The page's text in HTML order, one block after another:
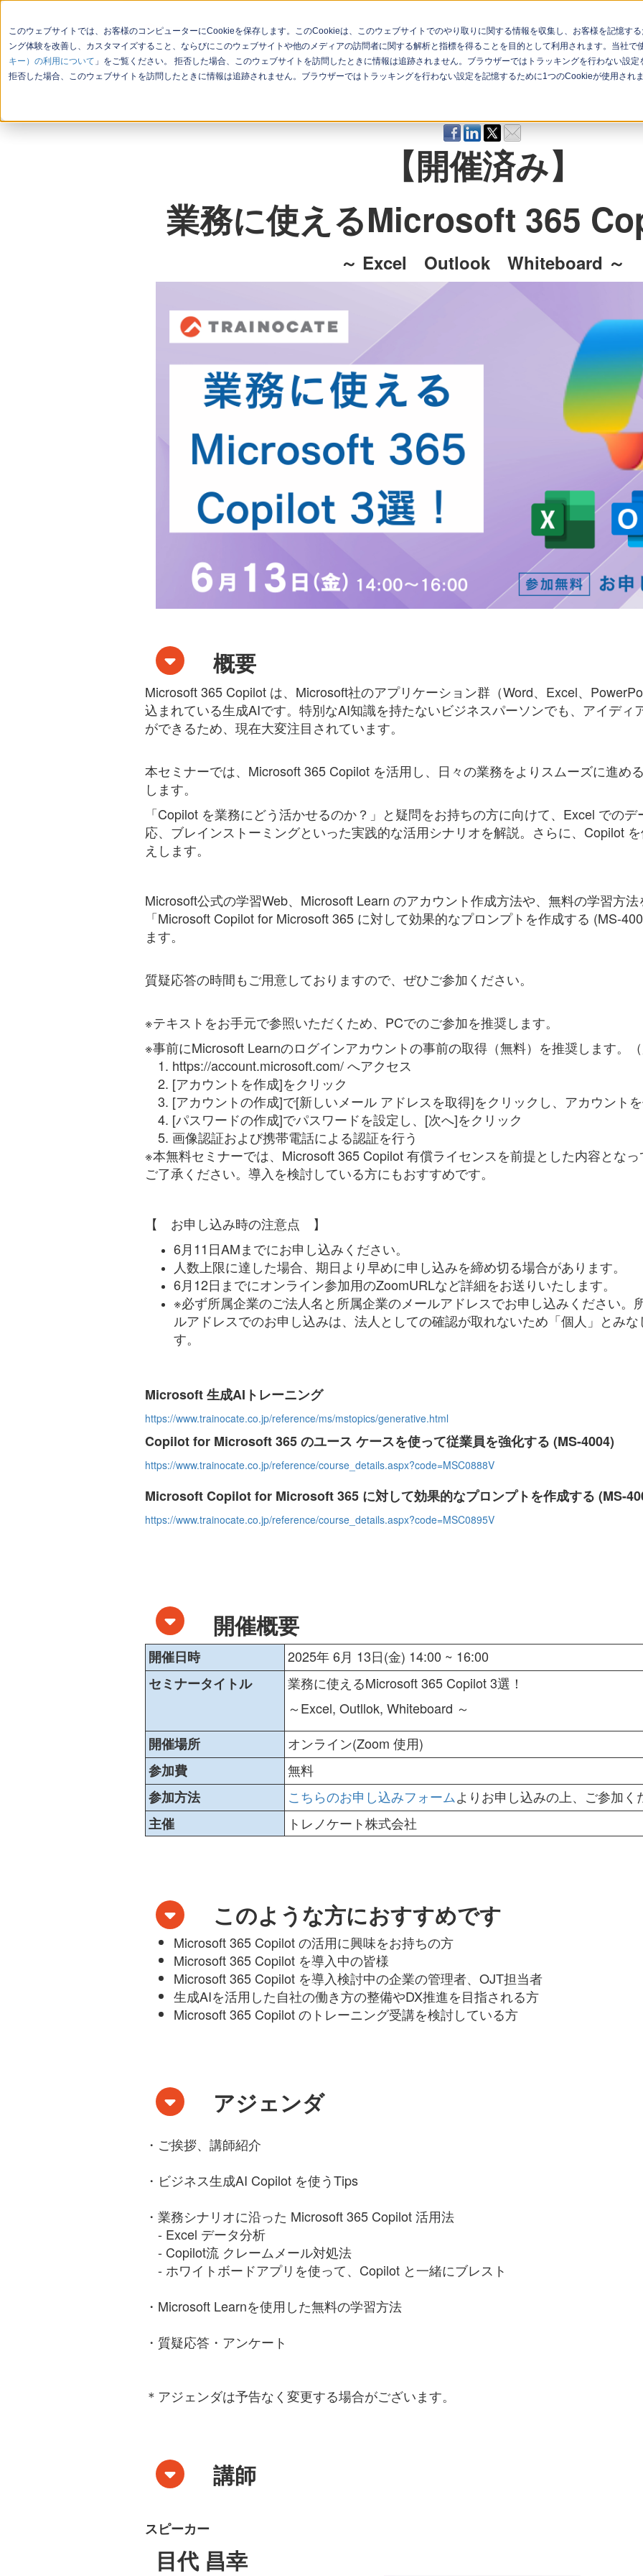
このウェブサイトでは、お客様のコンピューターにCookieを保存します。このCookieは、このウェブサイトでのやり取りに関する情報を収集し、お客様を記憶す
ング体験を改善し、カスタマイズすること、ならびにこのウェブサイトや他のメディアの訪問者に関する解析と指標を得ることを目的として利用されます。当社
キー）の利用について 」をご覧ください。 拒否した場合、このウェブサイトを訪問したときに情報は追跡されません。ブラウザーではトラッキングを行わない設
拒否した場合、このウェブサイトを訪問したときに情報は追跡されません。ブラウザーではトラッキングを行わない設定を記憶するために1つのCookieが使用され
会社概要 お問い合わせ セミナー一覧 イベント一覧
【開催済み】
業務に使えるMicrosoft 365
～ Excel Outlook Whiteboard ～
概要
Microsoft 365 Copilot は、Microsoft社のアプリケーション群（Word、Excel、
込まれている生成AIです。特別なAI知識を持たないビジネスパーソンでも、アイディ
ができるため、現在大変注目されています。
本セミナーでは、Microsoft 365 Copilot を活用し、日々の業務をよりスムーズに進め
します。
「Copilot を業務にどう活かせるのか？」と疑問をお持ちの方に向けて、Excel での
応、ブレインストーミングといった実践的な活用シナリオを解説。さらに、Copilot
えします。
Microsoft公式の学習Web、Microsoft Learn のアカウント作成方法や、無料の学習方
「Microsoft Copilot for Microsoft 365 に対して効果的なプロンプトを作成する (MS-
ます。
質疑応答の時間もご用意しておりますので、ぜひご参加ください。
※テキストをお手元で参照いただくため、PCでのご参加を推奨します。
※事前にMicrosoft Learnのログインアカウントの事前の取得（無料）を推奨します。
1. https://account.microsoft.com/ へアクセス
2. [アカウントを作成]をクリック
3. [アカウントの作成]で[新しいメール アドレスを取得]をクリックし、アカウント
4. [パスワードの作成]でパスワードを設定し、[次へ]をクリック
5. 画像認証および携帯電話による認証を行う
※本無料セミナーでは、 Microsoft 365 Copilot有償ライセンスを前提とした内容とな
ご了承ください。導入を検討している方にもおすすめです。
【 お申し込み時の注意点 】
6月11日AMまでにお申し込みください。
人数上限に達した場合、期日より早めに申し込みを締め切る場合があります。
6月12日までにオンライン参加用のZoomURLなど詳細をお送りいたします。
※必ず所属企業のご法人名と所属企業のメールアドレスでお申し込みください。
ルアドレスでのお申し込みは、法人としての確認が取れないため「個人」とみ
す。
Microsoft 生成AIトレーニング
https://www.trainocate.co.jp/reference/ms/mstopics/generative.html
Copilot for Microsoft 365 のユース ケースを使って従業員を強化する (MS-4004)
https://www.trainocate.co.jp/reference/course_details.aspx?code=MSC0888V
Microsoft Copilot for Microsoft 365 に対して効果的なプロンプトを作成する (MS-
https://www.trainocate.co.jp/reference/course_details.aspx?code=MSC0895V
開催概要
開催日時
2025年 6月 13日(金) 14:00 ~ 16:00
セミナータイトル
業務に使えるMicrosoft 365 Copilot 3選！
～Excel, Outllok, Whiteboard ～
開催場所
オンライン(Zoom 使用)
参加費
無料
参加方法
こちらのお申し込みフォームよりお申し込みの上、ご参加く
主催
トレノケート株式会社
このような方におすすめです
Microsoft 365 Copilot の活用に興味をお持ちの方
Microsoft 365 Copilot を導入中の皆様
Microsoft 365 Copilot を導入検討中の企業の管理者、OJT担当者
生成AIを活用した自社の働き方の整備やDX推進を目指される方
Microsoft 365 Copilotのトレーニング受講を検討している方
アジェンダ
・ご挨拶、講師紹介
・ビジネス生成AI Copilot を使うTips
・業務シナリオに沿った Microsoft 365 Copilot 活用法
- Excel データ分析
- Copilot流 クレームメール対処法
- ホワイトボードアプリを使って、Copilot と一緒にブレスト
・Microsoft Learnを使用した無料の学習方法
・質疑応答・アンケート
＊アジェンダは予告なく変更する場合がございます。
講師
スピーカー
目代 昌幸